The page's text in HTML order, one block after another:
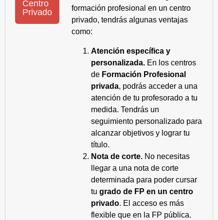
Centro
Privado
formación profesional en un centro
privado, tendrás algunas ventajas
como:
Atención específica y
personalizada. En los centros
de Formación Profesional
privada, podrás acceder a una
atención de tu profesorado a tu
medida. Tendrás un
seguimiento personalizado para
alcanzar objetivos y lograr tu
título.
Nota de corte. No necesitas
llegar a una nota de corte
determinada para poder cursar
tu grado de FP en un centro
privado. El acceso es más
flexible que en la FP pública.